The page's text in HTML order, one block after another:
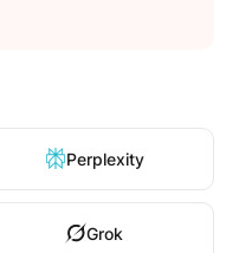
Perplexity
Grok